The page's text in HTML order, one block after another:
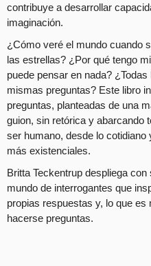
contribuye a desarrollar
imaginación.
¿Cómo veré el mundo cuando
las estrellas? ¿Por qué tengo
puede pensar en nada?
mismas preguntas? Este libro
preguntas, planteadas de una
guion, sin retórica y abarcando
ser humano, desde lo
más existenciales.
Britta Teckentrup despliega
mundo de interrogantes que
propias respuestas y, lo que
hacerse preguntas.